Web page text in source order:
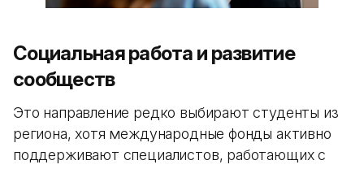
Социальная работа и развитие
сообществ
Это направление редко выбирают студенты из
региона, хотя международные фонды активно
поддерживают специалистов, работающих с